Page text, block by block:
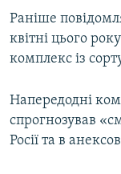
Раніше
квітні цього
комплекс із
Напередодні
спрогнозував
Росії та в